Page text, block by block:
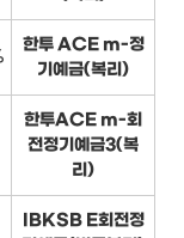
한투 ACE m-정
기예금(복리)
한투ACE m-회
전정기예금3(복
리)
IBKSB E회전정